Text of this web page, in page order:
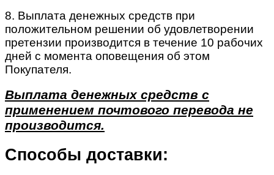
8. Выплата денежных средств при
положительном решении об удовлетворении
претензии производится в течение 10 рабочих
дней с момента оповещения об этом
Покупателя.
Выплата денежных средств с
применением почтового перевода не
производится.
Способы доставки: